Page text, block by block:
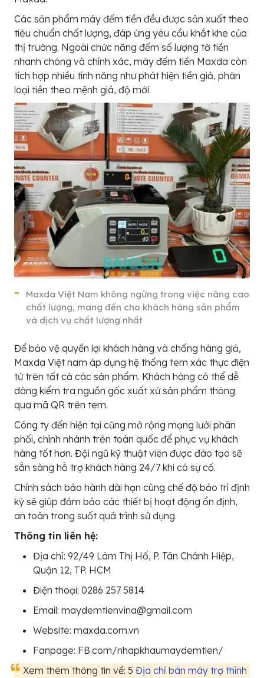
Các sản phẩm máy đếm tiền đều được sản xuất theo
tiêu chuẩn chất lượng, đáp ứng yêu cầu khắt khe của
thị trường. Ngoài chức năng đếm số lượng tờ tiền
nhanh chóng và chính xác, máy đếm tiền Maxda còn
tích hợp nhiều tính năng như phát hiện tiền giả, phân
loại tiền theo mệnh giá, độ mới.
Maxda Việt Nam không ngừng trong việc nâng cao
chất lượng, mang đến cho khách hàng sản phẩm
và dịch vụ chất lượng nhất
Để bảo vệ quyền lợi khách hàng và chống hàng giả,
Maxda Việt nam áp dụng hệ thống tem xác thực điện
tử trên tất cả các sản phẩm. Khách hàng có thể dễ
dàng kiểm tra nguồn gốc xuất xứ sản phẩm thông
qua mã QR trên tem.
Công ty đến hiện tại cũng mở rộng mạng lưới phân
phối, chính nhánh trên toàn quốc để phục vụ khách
hàng tốt hơn. Đội ngũ kỹ thuật viên được đào tạo sẽ
sẵn sàng hỗ trợ khách hàng 24/7 khi có sự cố.
Chính sách bảo hành dài hạn cùng chế độ bảo trì định
kỳ sẽ giúp đảm bảo các thiết bị hoạt động ổn định,
an toàn trong suốt quá trình sử dụng.
Thông tin liên hệ:
Địa chỉ: 92/49 Lâm Thị Hố, P. Tân Chánh Hiệp,
Quận 12, TP. HCM
Điện thoại: 0286 257 5814
Email: maydemtienvina@gmail.com
Website: maxda.com.vn
Fanpage: FB.com/nhapkhaumaydemtien/
Xem thêm thông tin về: 5 Địa chỉ bán máy trợ thính